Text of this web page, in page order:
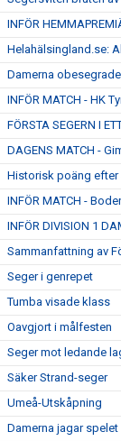
INFÖR
Helahälsingland.se:
Damerna
INFÖR MATCH - HK
FÖRSTA SEGERN I
DAGENS MATCH -
Historisk poäng efter
INFÖR MATCH -
INFÖR DIVISION 1
Sammanfattning av
Seger i genrepet
Tumba visade klass
Oavgjort i målfesten
Seger mot ledande
Säker Strand-seger
Umeå-Utskåpning
Damerna jagar spelet